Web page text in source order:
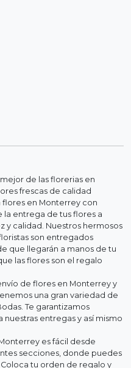
de las florerias en
frescas de calidad
flores en Monterrey con
la entrega de tus flores a
y calidad. Nuestros hermosos
son entregados
que llegarán a manos de tu
las flores son el regalo
de flores en Monterrey y
una gran variedad de
Te garantizamos
entregas y así mismo
es fácil desde
secciones, donde puedes
tu orden de regalo y